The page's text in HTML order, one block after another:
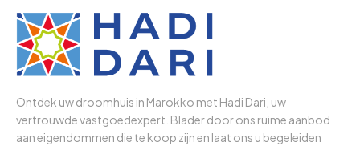
Ontdek uw droomhuis in Marokko met Hadi Dari, uw
vertrouwde vastgoedexpert. Blader door ons ruime aanbod
aan eigendommen die te koop zijn en laat ons u begeleiden